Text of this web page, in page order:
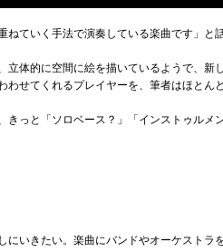
ねていく手法で演奏している楽曲です」と
立体的に空間に絵を描いているようで、
せてくれるプレイヤーを、筆者はほとん
きっと「ソロベース？」「インストゥル
にいきたい。楽曲にバンドやオーケスト